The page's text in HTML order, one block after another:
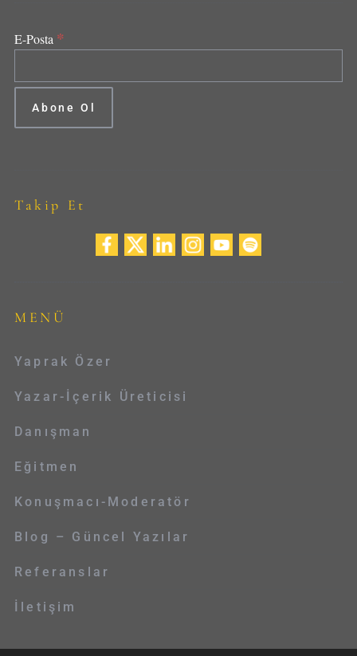
E-Posta *
Takip Et
MENÜ
Yaprak Özer
Yazar-İçerik Üreticisi
Danışman
Eğitmen
Konuşmacı-Moderatör
Blog – Güncel Yazılar
Referanslar
İletişim